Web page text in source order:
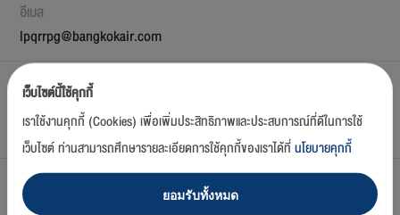
อีเมล
lpqrrpg@bangkokair.com
ที่อยู่
57/6 Srisawangwong Rd., District 3, Bann Xiengmuan, Luang
Prabang, Lao P.D.R
เวลาทำการ
08.00 - 17.00 Everyday
เว็บไซต์นี้ใช้คุกกี้
เราใช้งานคุกกี้ (Cookies) เพื่อเพิ่มประสิทธิภาพและประสบการณ์ที่ดีในการใช้
เว็บไซต์ ท่านสามารถศึกษารายละเอียดการใช้คุกกี้ของเราได้ที่นโยบายคุกกี้
ยอมรับทั้งหมด